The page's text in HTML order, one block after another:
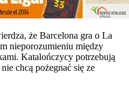
że Barcelona gra o La
nieporozumieniu między
Katalończycy potrzebują
chcą pożegnać się ze